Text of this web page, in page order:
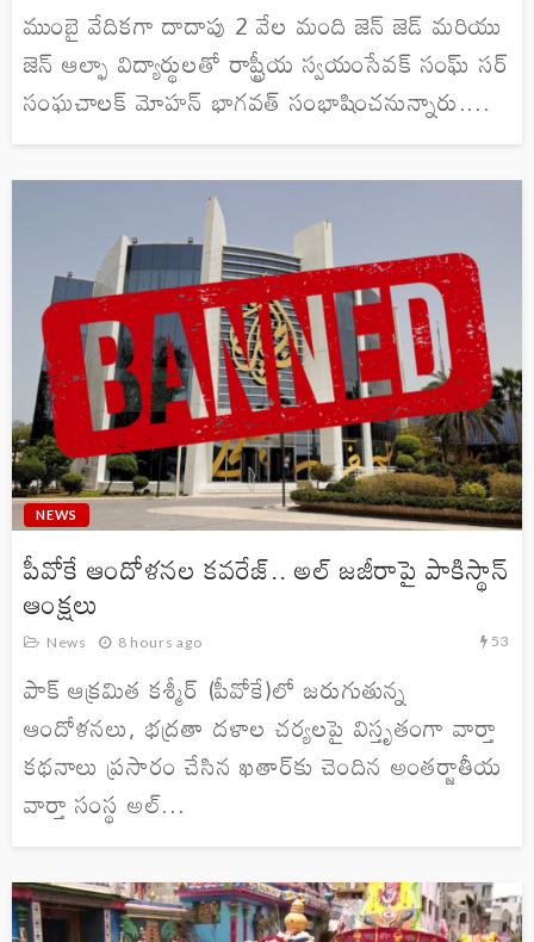
ముంబై వేదికగా దాదాపు 2 వేల మంది జెన్ జెడ్ మరియు
జెన్ ఆల్ఫా విద్యార్థులతో రాష్ట్రీయ స్వయంసేవక్ సంఘ్ సర్
సంఘచాలక్ మోహన్ భాగవత్ సంభాషించనున్నారు....
NEWS
పీవోకే ఆందోళనల కవరేజ్.. అల్ జజీరాపై పాకిస్థాన్
ఆంక్షలు
News 8 hours ago 53
పాక్ ఆక్రమిత కశ్మీర్ (పీవోకే)లో జరుగుతున్న
ఆందోళనలు, భద్రతా దళాల చర్యలపై విస్తృతంగా వార్తా
కథనాలు ప్రసారం చేసిన ఖతార్‌కు చెందిన అంతర్జాతీయ
వార్తా సంస్థ అల్...